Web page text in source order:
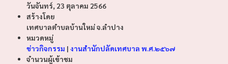
วันจันทร์, 23 ตุลาคม 2566
สร้างโดย
เทศบาลตำบลบ้านใหม่ จ.ลำปาง
หมวดหมู่
ข่าวกิจกรรม | งานสำนักปลัดเทศบาล พ.ศ.๒๕๖๗
จำนวนผู้เข้าชม